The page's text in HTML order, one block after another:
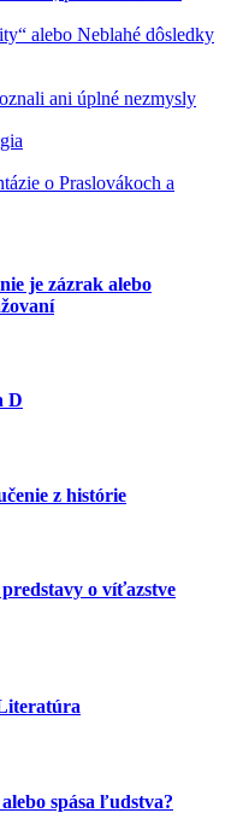
alebo Neblahé dôsledky
ani úplné nezmysly
o Praslovákoch a
je zázrak alebo
D
z histórie
o víťazstve
spása ľudstva?